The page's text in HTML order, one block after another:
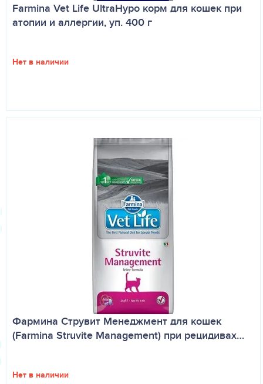
Farmina Vet Life UltraHypo корм для кошек при
атопии и аллергии, уп. 400 г
Нет в наличии
Фармина Струвит Менеджмент для кошек
(Farmina Struvite Management) при рецидивах…
Нет в наличии